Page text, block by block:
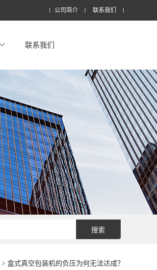
公司简介 联系我们
联系我们
盒式真空包装机的负压为何无法达成？